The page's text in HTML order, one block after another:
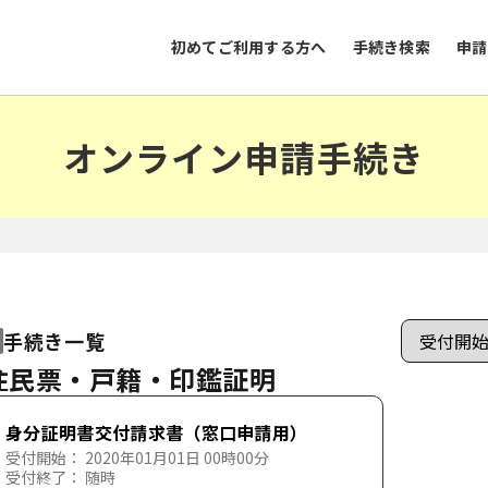
初めてご利用する方へ 手続き検索 申
オンライン申請手続き
手続き一覧
民票・戸籍・印鑑証明
身分証明書交付請求書（窓口申請用）
受付開始： 2020年01月01日 00時00分
受付終了： 随時